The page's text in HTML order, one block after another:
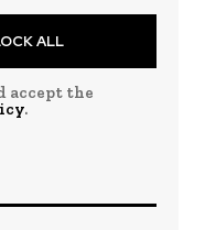
ALL
accept the
.